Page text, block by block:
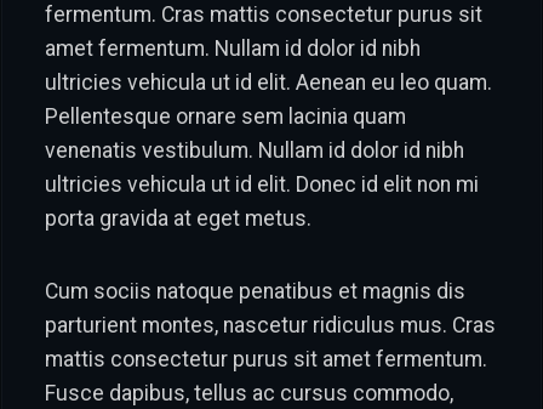
fermentum. Cras mattis consectetur purus sit
amet fermentum. Nullam id dolor id nibh
ultricies vehicula ut id elit. Aenean eu leo quam.
Pellentesque ornare sem lacinia quam
venenatis vestibulum. Nullam id dolor id nibh
ultricies vehicula ut id elit. Donec id elit non mi
porta gravida at eget metus.
Cum sociis natoque penatibus et magnis dis
parturient montes, nascetur ridiculus mus. Cras
mattis consectetur purus sit amet fermentum.
Fusce dapibus, tellus ac cursus commodo,